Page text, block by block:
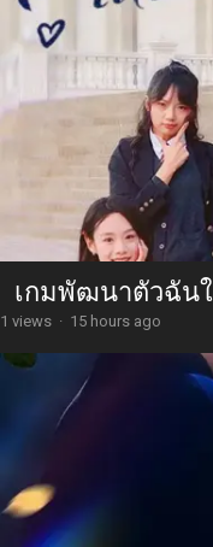
เกมพัฒนาตัวฉัน
1 views · 15 hours ago